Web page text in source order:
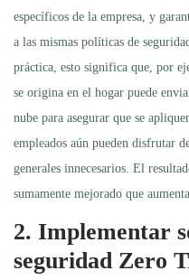
específicos de la empresa, y
a las mismas políticas de
práctica, esto significa que, por
se origina en el hogar puede
nube para asegurar que se
empleados aún pueden disfrutar
generales innecesarios. El
sumamente mejorado que
2. Implementar
seguridad Zero